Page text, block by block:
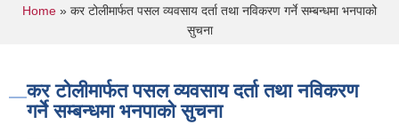
You are here
Home » कर टोलीमार्फत पसल व्यवसाय दर्ता तथा नविकरण गर्ने सम्बन्धमा भनपाको
सुचना
कर टोलीमार्फत पसल व्यवसाय दर्ता तथा नविकरण
गर्ने सम्बन्धमा भनपाको सुचना